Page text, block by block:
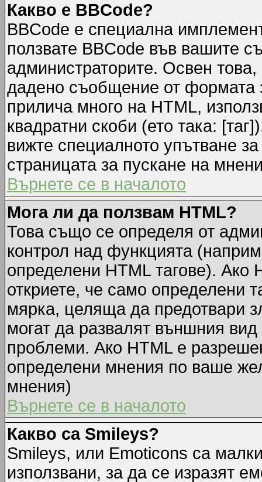
Какво е BBCode?
BBCode е специална
ползвате BBCode във вашите
администраторите. Освен
дадено съобщение от формата
прилича много на HTML,
квадратни скоби (ето така:
вижте специалното упътване
страницата за пускане на
Върнете се в началото
Мога ли да ползвам HTML?
Това също се определя от
контрол над функцията
определени HTML тагове).
откриете, че само определени
мярка, целяща да предотвари
могат да развалят външния
проблеми. Ако HTML е
определени мнения по ваше
мнения)
Върнете се в началото
Какво са Smileys?
Smileys, или Emoticons са
използвани, за да се изразят